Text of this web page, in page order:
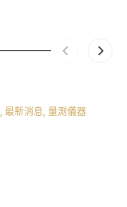
, 最新消息, 量測儀器